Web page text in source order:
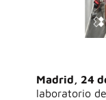
Madrid, 24
laboratorio